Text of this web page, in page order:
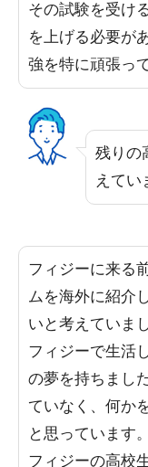
その試験を受け
を上げる必要が
強を特に頑張っ
残りの
えてい
フィジーに来る
ムを海外に紹介
いと考えていま
フィジーで生活
の夢を持ちまし
ていなく、何か
と思っています。
フィジーの高校